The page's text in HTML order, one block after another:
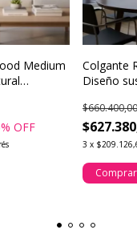
Medium
% OFF
Colgante
Diseño
$660.400,00
3 x
Comprar